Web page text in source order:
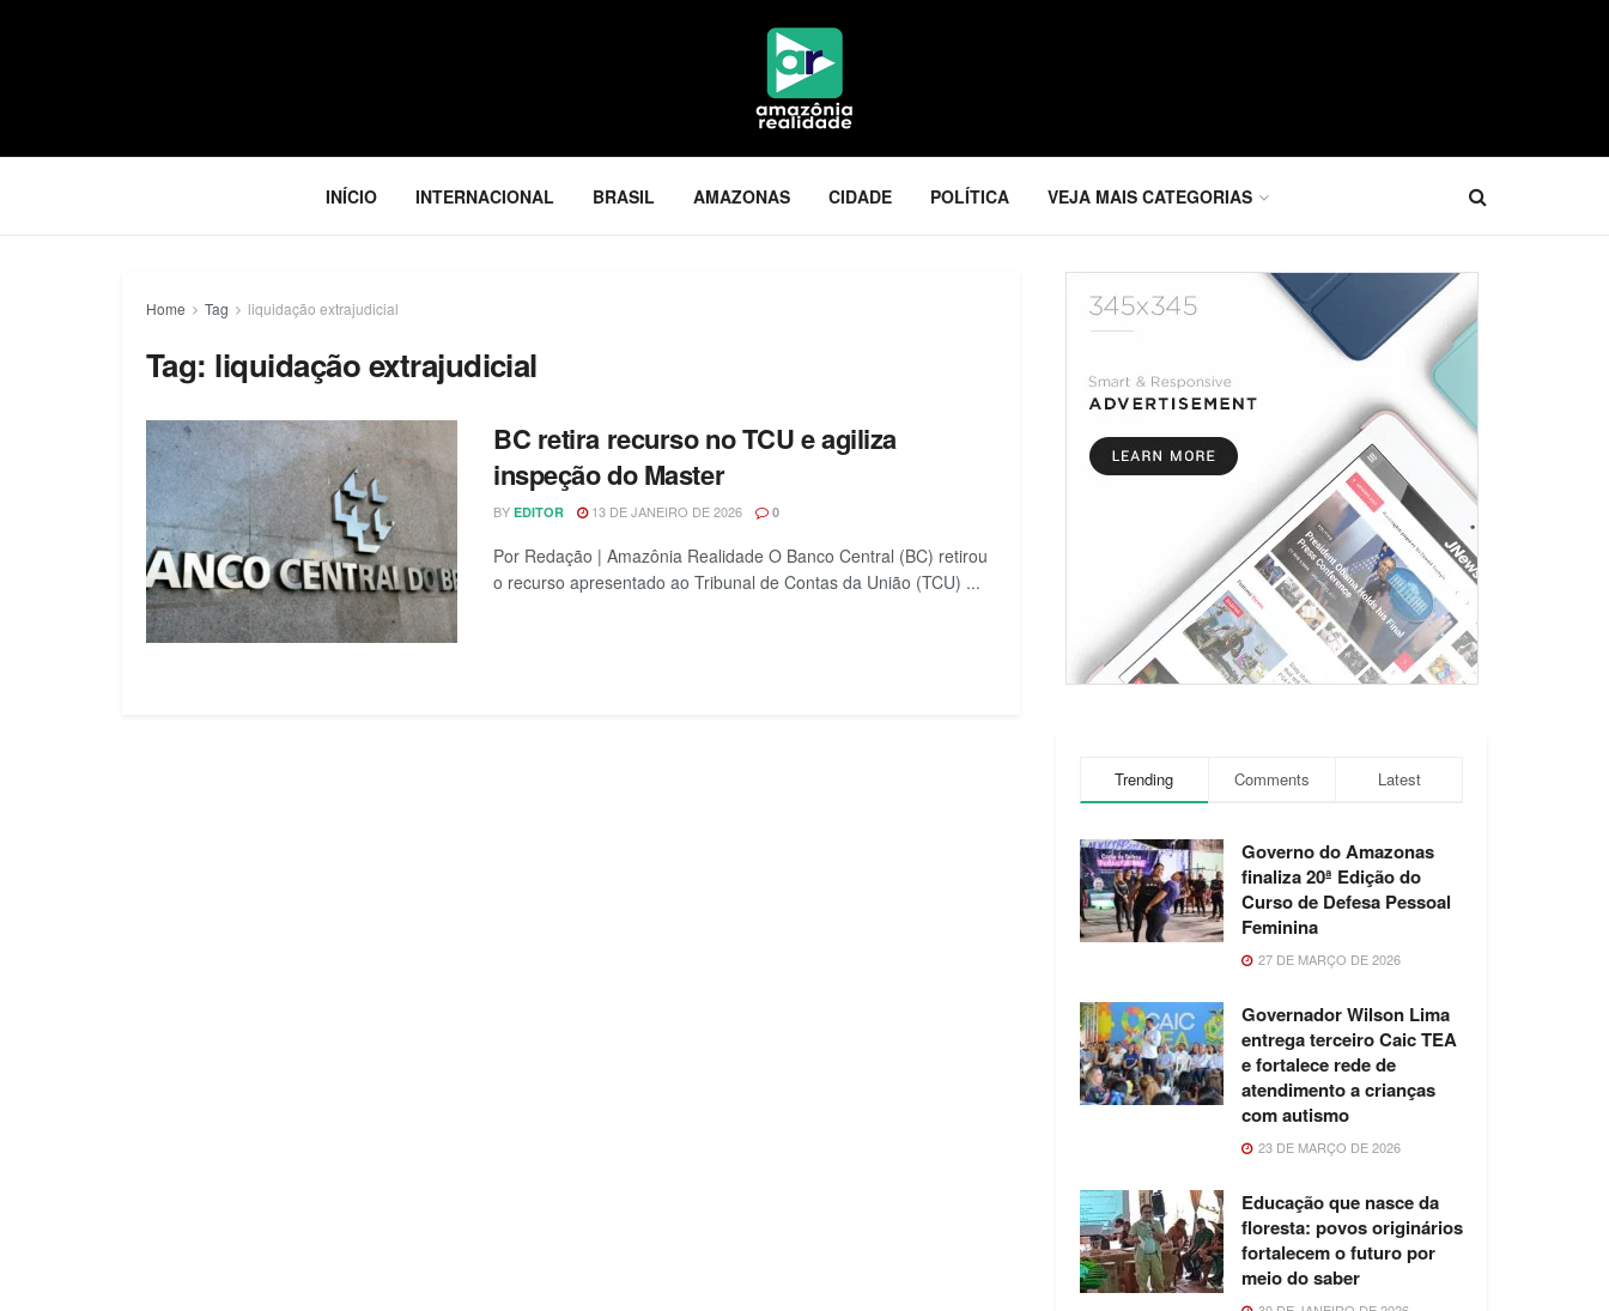
INÍCIO INTERNACIONAL BRASIL AMAZONAS CIDADE POLÍTICA VEJA MAIS CATEGORIAS
Home Tag liquidação extrajudicial
Tag: liquidação extrajudicial
BC retira recurso no TCU e agiliza
inspeção do Master
BY EDITOR 13 DE JANEIRO DE 2026 0
Por Redação | Amazônia Realidade O Banco Central (BC) retirou
o recurso apresentado ao Tribunal de Contas da União (TCU) ...
Trending Comments Latest
Governo do Amazonas
finaliza 20ª Edição do
Curso de Defesa Pessoal
Feminina
27 DE MARÇO DE 2026
Governador Wilson Lima
entrega terceiro Caic TEA
e fortalece rede de
atendimento a crianças
com autismo
23 DE MARÇO DE 2026
Educação que nasce da
floresta: povos originários
fortalecem o futuro por
meio do saber